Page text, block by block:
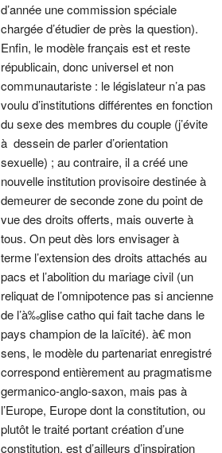
d’année une commission spéciale
chargée d’étudier de près la question).
Enfin, le modèle français est et reste
républicain, donc universel et non
communautariste : le législateur n’a pas
voulu d’institutions différentes en fonction
du sexe des membres du couple (j’évite
à dessein de parler d’orientation
sexuelle) ; au contraire, il a créé une
nouvelle institution provisoire destinée à
demeurer de seconde zone du point de
vue des droits offerts, mais ouverte à
tous. On peut dès lors envisager à
terme l’extension des droits attachés au
pacs et l’abolition du mariage civil (un
reliquat de l’omnipotence pas si ancienne
de l’à‰glise catho qui fait tache dans le
pays champion de la laïcité). à€ mon
sens, le modèle du partenariat enregistré
correspond entièrement au pragmatisme
germanico-anglo-saxon, mais pas à
l’Europe, Europe dont la constitution, ou
plutôt le traité portant création d’une
constitution, est d’ailleurs d’inspiration